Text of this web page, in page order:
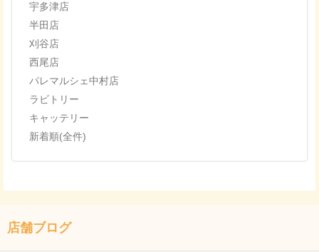
宇多津店
半田店
刈谷店
西尾店
パレマルシェ中村店
ラビトリー
キャッテリー
新着順(全件)
店舗ブログ